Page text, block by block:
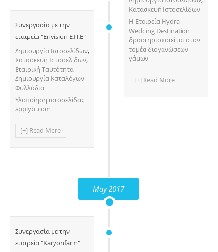
Συνεργασία με την
εταιρεία "Envision Ε.Π.Ε"
Δημιουργία Ιστοσελίδων,
Κατασκευή Ιστοσελίδων,
Εταιρική Ταυτότητα,
Δημιουργία Καταλόγων -
Φυλλάδια
Υλοποίηση ιστοσελίδας
applybi.com
[+] Read More
Κατασκευή Ιστοσελίδων
H Εταιρεία Hydra
Wedding Destination
δραστηριοποιείται στον
τομέα διογανώσεων
γάμων
[+] Read More
May 2017
Συνεργασία με την
εταιρεία "Karyonfarm"